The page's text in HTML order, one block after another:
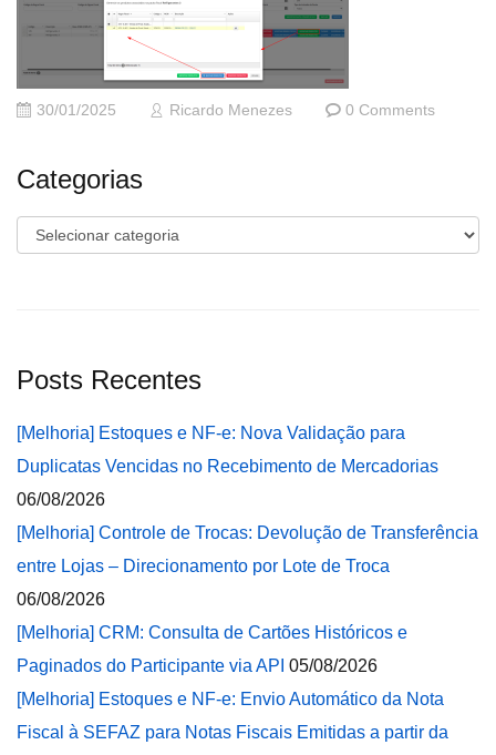
30/01/2025 Ricardo Menezes 0 Comments
Categorias
Categorias
Posts Recentes
[Melhoria] Estoques e NF-e: Nova Validação para
Duplicatas Vencidas no Recebimento de Mercadorias
06/08/2026
[Melhoria] Controle de Trocas: Devolução de Transferência
entre Lojas – Direcionamento por Lote de Troca
06/08/2026
[Melhoria] CRM: Consulta de Cartões Históricos e
Paginados do Participante via API 05/08/2026
[Melhoria] Estoques e NF-e: Envio Automático da Nota
Fiscal à SEFAZ para Notas Fiscais Emitidas a partir da